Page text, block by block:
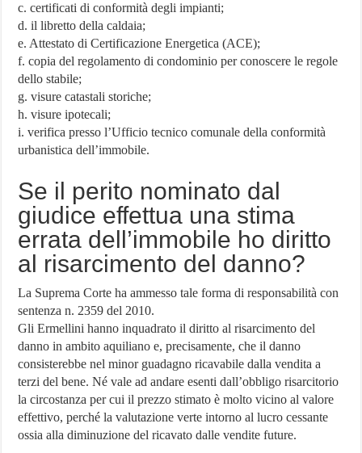
c. certificati di conformità degli impianti;
d. il libretto della caldaia;
e. Attestato di Certificazione Energetica (ACE);
f. copia del regolamento di condominio per conoscere le regole
dello stabile;
g. visure catastali storiche;
h. visure ipotecali;
i. verifica presso l’Ufficio tecnico comunale della conformità
urbanistica dell’immobile.
Se il perito nominato dal
giudice effettua una stima
errata dell’immobile ho diritto
al risarcimento del danno?
La Suprema Corte ha ammesso tale forma di responsabilità con
sentenza n. 2359 del 2010.
Gli Ermellini hanno inquadrato il diritto al risarcimento del
danno in ambito aquiliano e, precisamente, che il danno
consisterebbe nel minor guadagno ricavabile dalla vendita a
terzi del bene. Né vale ad andare esenti dall’obbligo risarcitorio
la circostanza per cui il prezzo stimato è molto vicino al valore
effettivo, perché la valutazione verte intorno al lucro cessante
ossia alla diminuzione del ricavato dalle vendite future.